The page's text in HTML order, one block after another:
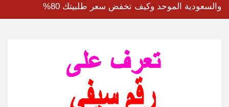
والسعودية الموحد وكيف تخفض سعر طلبيتك 80%